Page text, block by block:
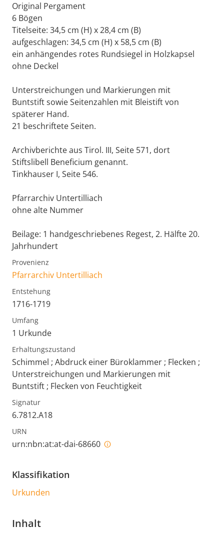
Original Pergament
6 Bögen
Titelseite: 34,5 cm (H) x 28,4 cm (B)
aufgeschlagen: 34,5 cm (H) x 58,5 cm (B)
ein anhängendes rotes Rundsiegel in Holzkapsel
ohne Deckel
Unterstreichungen und Markierungen mit
Buntstift sowie Seitenzahlen mit Bleistift von
späterer Hand.
21 beschriftete Seiten.
Archivberichte aus Tirol. III, Seite 571, dort
Stiftslibell Beneficium genannt.
Tinkhauser I, Seite 546.
Pfarrarchiv Untertilliach
ohne alte Nummer
Beilage: 1 handgeschriebenes Regest, 2. Hälfte 20.
Jahrhundert
Provenienz
Pfarrarchiv Untertilliach
Entstehung
1716-1719
Umfang
1 Urkunde
Erhaltungszustand
Schimmel ; Abdruck einer Büroklammer ; Flecken ;
Unterstreichungen und Markierungen mit
Buntstift ; Flecken von Feuchtigkeit
Signatur
6.7812.A18
URN
urn:nbn:at:at-dai-68660
Klassifikation
Urkunden
Inhalt